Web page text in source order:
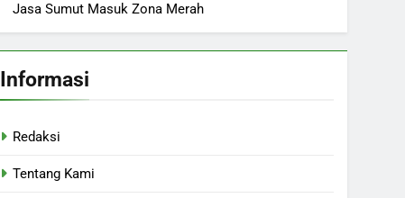
Jasa Sumut Masuk Zona Merah
Informasi
Redaksi
Tentang Kami